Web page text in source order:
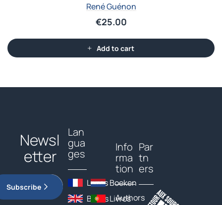
René Guénon
€25.00
Add to cart
Newsl
etter
Subscribe
Lan
gua
ges
Livres
Books
Boeken
Livros
Info
rma
tion
Authors
Par
tn
ers